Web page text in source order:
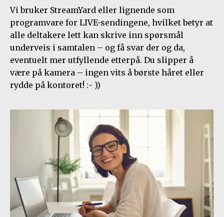
Vi bruker StreamYard eller lignende som
programvare for LIVE-sendingene, hvilket betyr at
alle deltakere lett kan skrive inn spørsmål
underveis i samtalen – og få svar der og da,
eventuelt mer utfyllende etterpå. Du slipper å
være på kamera – ingen vits å børste håret eller
rydde på kontoret! :- ))